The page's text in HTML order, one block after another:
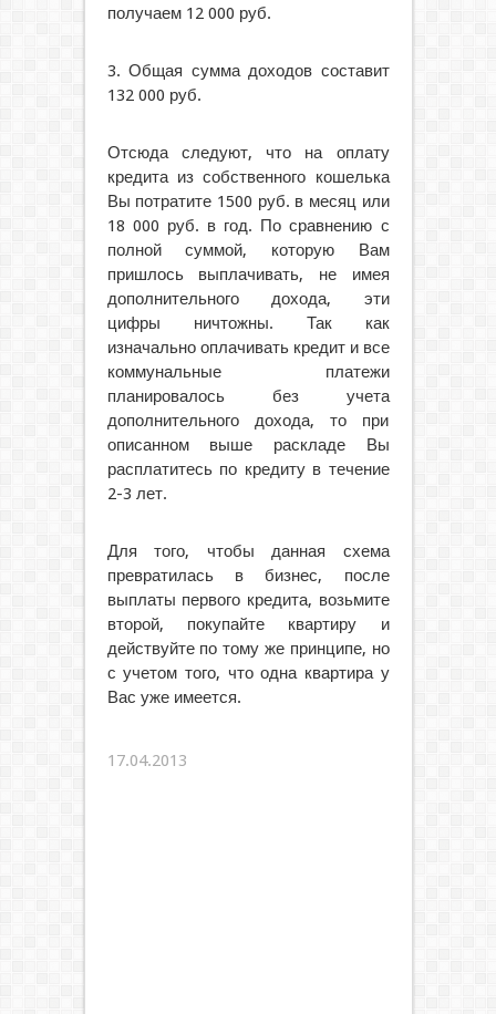
получаем 12 000 руб.
3. Общая сумма доходов составит
132 000 руб.
Отсюда следуют, что на оплату
кредита из собственного кошелька
Вы потратите 1500 руб. в месяц или
18 000 руб. в год. По сравнению с
полной суммой, которую Вам
пришлось выплачивать, не имея
дополнительного дохода, эти
цифры ничтожны. Так как
изначально оплачивать кредит и все
коммунальные платежи
планировалось без учета
дополнительного дохода, то при
описанном выше раскладе Вы
расплатитесь по кредиту в течение
2-3 лет.
Для того, чтобы данная схема
превратилась в бизнес, после
выплаты первого кредита, возьмите
второй, покупайте квартиру и
действуйте по тому же принципе, но
с учетом того, что одна квартира у
Вас уже имеется.
17.04.2013